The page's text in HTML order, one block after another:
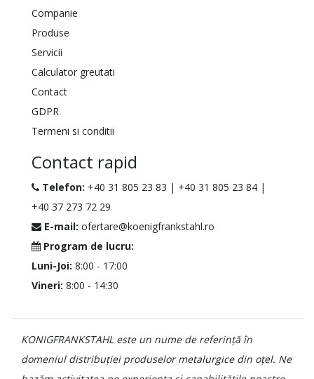
Companie
Produse
Servicii
Calculator greutati
Contact
GDPR
Termeni si conditii
Contact rapid
Telefon: +40 31 805 23 83 | +40 31 805 23 84 |
+40 37 273 72 29
E-mail: ofertare@koenigfrankstahl.ro
Program de lucru:
Luni-Joi: 8:00 - 17:00
Vineri: 8:00 - 14:30
KONIGFRANKSTAHL este un nume de referință în
domeniul distribuției produselor metalurgice din oțel. Ne